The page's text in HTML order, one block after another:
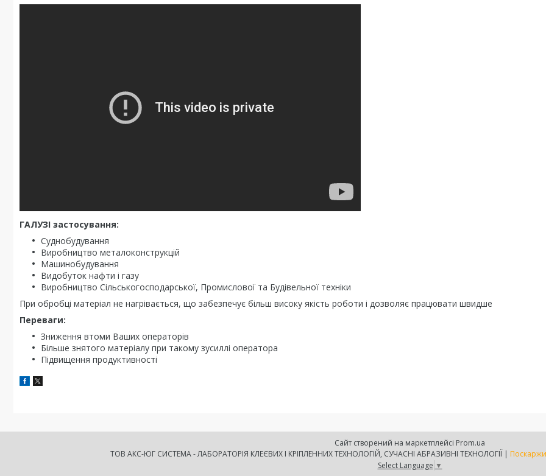
ГАЛУЗІ застосування:
Суднобудування
Виробництво металоконструкцій
Машинобудування
Видобуток нафти і газу
Виробництво Сільськогосподарської, Промислової та Будівельної техніки
При обробці матеріал не нагрівається, що забезпечує більш високу якість роботи і дозволяє працювати швидше
Переваги:
Зниження втоми Ваших операторів
Більше знятого матеріалу при такому зусиллі оператора
Підвищення продуктивності
Сайт створений на маркетплейсі Prom.ua
ТОВ АКС-ЮГ СИСТЕМА - ЛАБОРАТОРІЯ КЛЕЄВИХ І КРІПЛЕННИХ ТЕХНОЛОГІЙ, СУЧАСНІ АБРАЗИВНІ ТЕХНОЛОГІЇ |
Select Language ▼